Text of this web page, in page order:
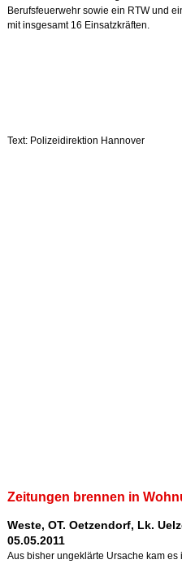
Berufsfeuerwehr sowie ein RTW und
mit insgesamt 16 Einsatzkräften.
Text: Polizeidirektion Hannover
Zeitungen brennen in
Weste, OT. Oetzendorf, Lk.
05.05.2011
Aus bisher ungeklärte Ursache kam es